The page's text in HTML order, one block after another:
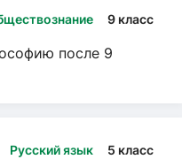
9 класс
после 9
Русский язык 5 класс